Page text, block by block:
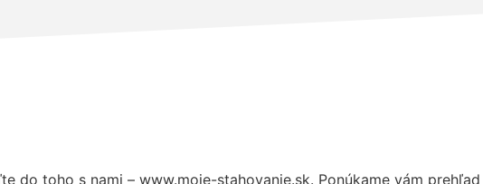
do toho s nami – www.moje-stahovanie.sk. Ponúkame vám